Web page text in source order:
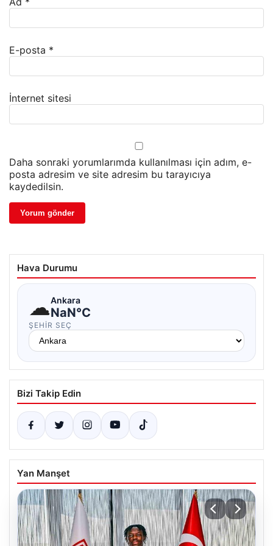
E-posta *
İnternet sitesi
Daha sonraki yorumlarımda kullanılması için adım, e-
posta adresim ve site adresim bu tarayıcıya
kaydedilsin.
Hava Durumu
☁Ankara
NaN°C
ŞEHIR SEÇ
Bizi Takip Edin
Yan Manşet